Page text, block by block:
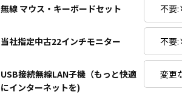
無線 マウス・キーボードセット
当社指定中古22インチモニター
USB接続無線LAN子機（もっと快適
にインターネットを)